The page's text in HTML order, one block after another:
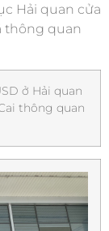
Hải quan cửa
thông quan
ở Hải quan
thông quan